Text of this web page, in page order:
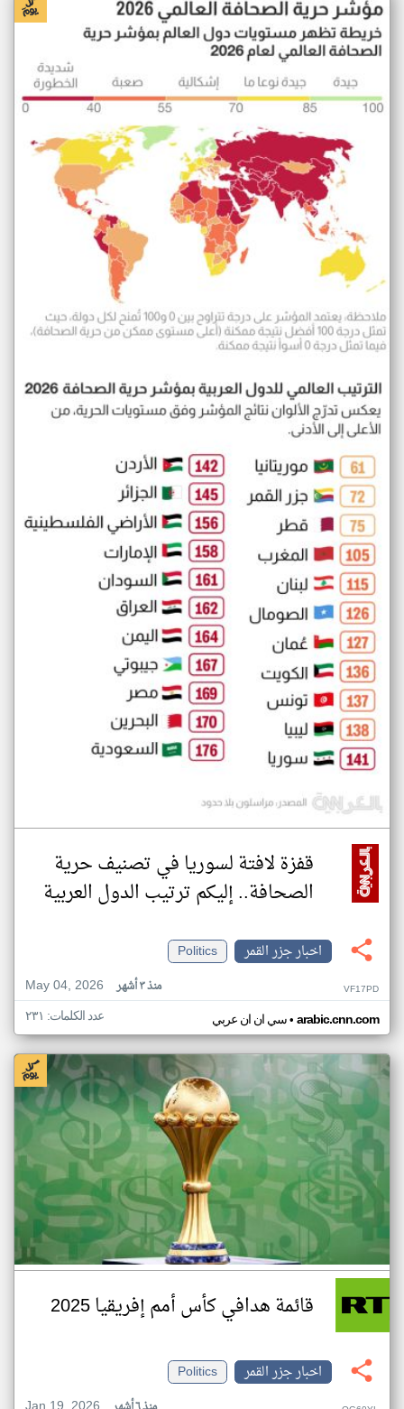
قفزة لافتة لسوريا في تصنيف حرية
الصحافة.. إليكم ترتيب الدول العربية
اخبار جزر القمر
Politics
May 04, 2026
منذ ٣ أشهر VF17PD
سي ان ان عربي• arabic.cnn.com عدد الكلمات: ٢٣١
قائمة هدافي كأس أمم إفريقيا 2025
اخبار جزر القمر
Politics